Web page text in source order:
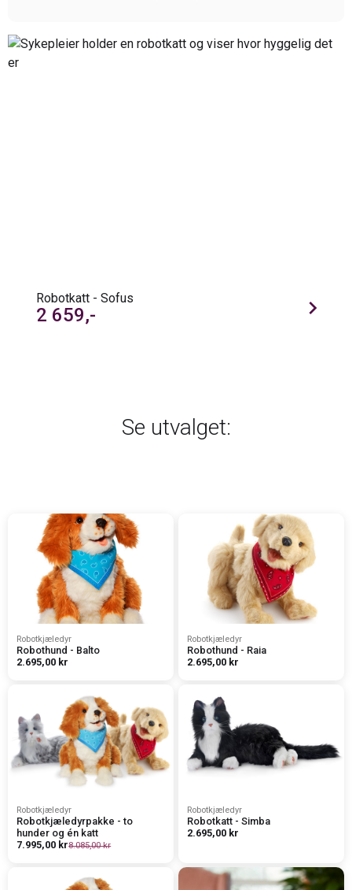
Robotkatt - Sofus
2 659,- chevron_right
Se utvalget:
Robotkjæledyr
Robothund - Balto
2.695,00 kr
Robotkjæledyr
Robothund - Raia
2.695,00 kr
Robotkjæledyr
Robotkjæledyrpakke - to
hunder og én katt
7.995,00 kr8.085,00 kr
Robotkjæledyr
Robotkatt - Simba
2.695,00 kr